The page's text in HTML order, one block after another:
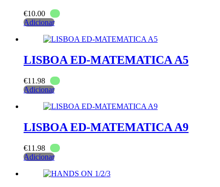
€10.00
Adicionar
LISBOA ED-MATEMATICA A5
€11.98
Adicionar
LISBOA ED-MATEMATICA A9
€11.98
Adicionar